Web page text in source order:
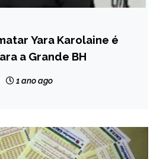
Yara Karolaine é
a Grande BH
1 ano ago